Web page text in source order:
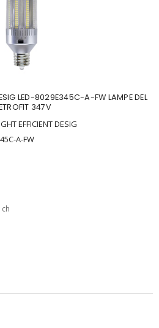
LED-8029E345C-A-FW LAMPE DEL
347V
EFFICIENT DESIG
A-FW